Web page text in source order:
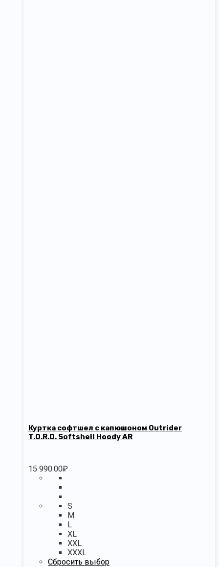
Куртка софтшел c капюшоном Outrider
T.O.R.D. Softshell Hoody AR
15 990.00₽
S
M
L
XL
XXL
XXXL
Сбросить выбор